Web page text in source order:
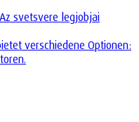
svetsvere legjobjai
verschiedene Optionen: